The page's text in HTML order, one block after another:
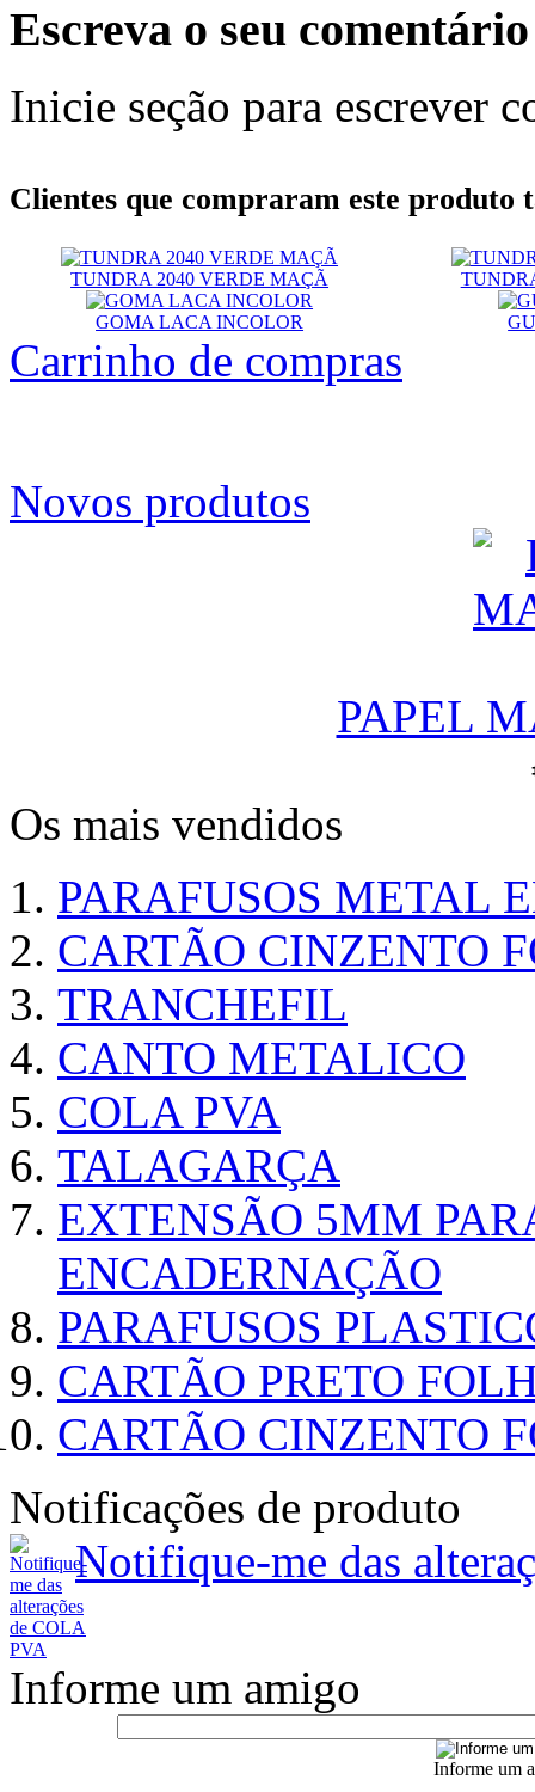
Escreva o seu comentário
Inicie seção para escrever
Clientes que compraram este produto
TUNDRA 2040 VERDE MAÇÃ
GOMA LACA INCOLOR
Carrinho de compras
Novos produtos
PAPEL
Os mais vendidos
PARAFUSOS METAL
CARTÃO CINZENTO
TRANCHEFIL
CANTO METALICO
COLA PVA
TALAGARÇA
EXTENSÃO 5MM
ENCADERNAÇÃO
PARAFUSOS
CARTÃO PRETO
CARTÃO CINZENTO
Notificações de produto
Notifique-me das
Informe um amigo
Informe um